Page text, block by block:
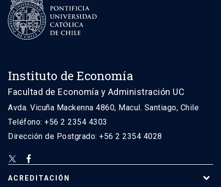
Instituto de Economía
Facultad de Economía y Administración UC
Avda. Vicuña Mackenna 4860, Macul. Santiago, Chile
Teléfono: +56 2 2354 4303
Dirección de Postgrado: +56 2 2354 4028
ACREDITACIÓN